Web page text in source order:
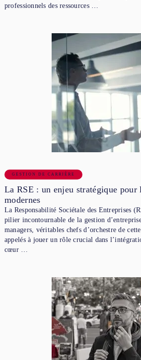
professionnels des ressources …
GESTION DE CARRIÈRE
La RSE : un enjeu stratégique pour
modernes
La Responsabilité Sociétale des Entreprises
pilier incontournable de la gestion
managers, véritables chefs d’orchestre de
appelés à jouer un rôle crucial dans
cœur …